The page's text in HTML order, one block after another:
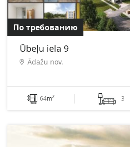
По требованию
Ūbeļu iela 9
Ādažu nov.
64m2 3